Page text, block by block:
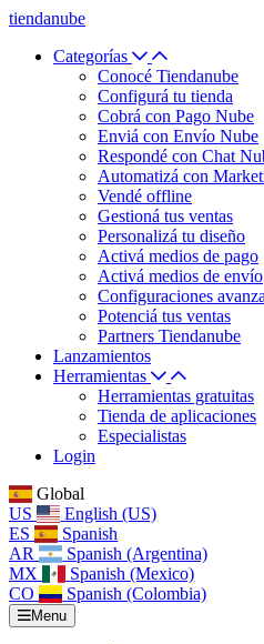
tiendanube
Categorías
Conocé Tiendanube
Configurá tu tienda
Cobrá con Pago Nube
Enviá con Envío Nube
Respondé con Chat
Automatizá con
Vendé offline
Gestioná tus ventas
Personalizá tu diseño
Activá medios de pago
Activá medios de envío
Configuraciones
Potenciá tus ventas
Partners Tiendanube
Lanzamientos
Herramientas
Herramientas gratuitas
Tienda de aplicaciones
Especialistas
Login
Global
US
English (US)
ES
Spanish
AR
Spanish (Argentina)
MX
Spanish (Mexico)
CO
Spanish (Colombia)
Menu